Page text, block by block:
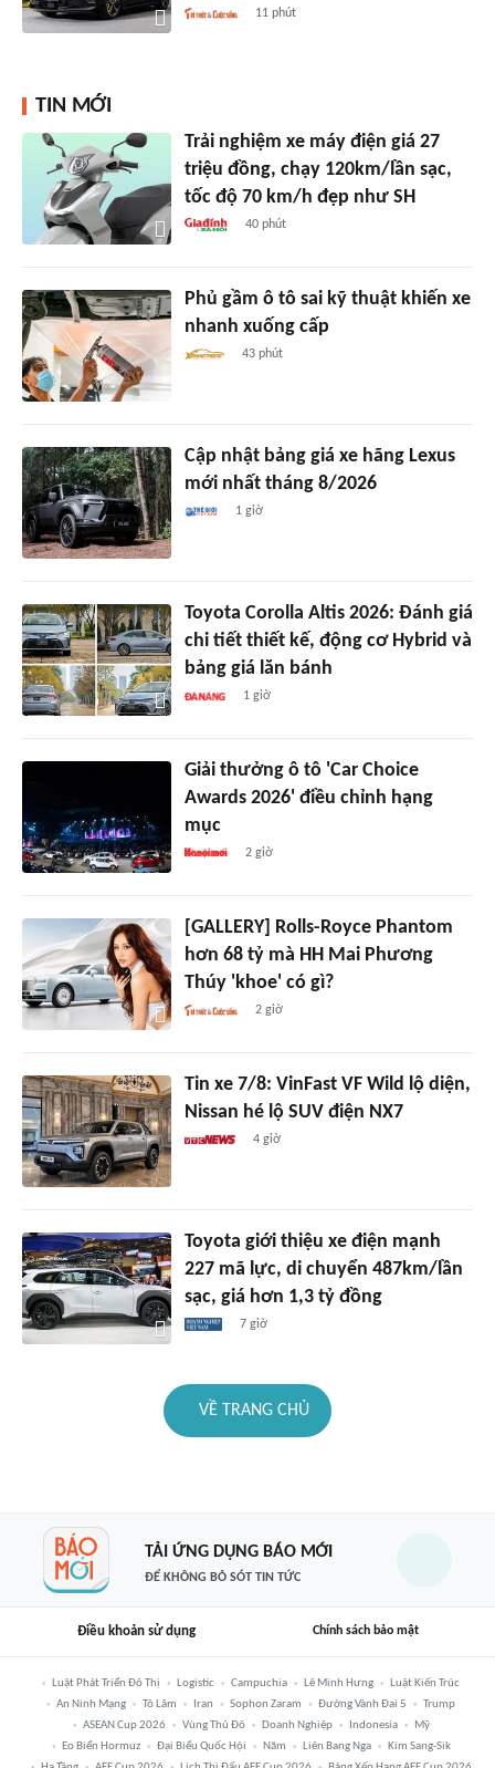
11 phút
TIN MỚI
Trải nghiệm xe máy điện giá 27
triệu đồng, chạy 120km/lần sạc,
tốc độ 70 km/h đẹp như SH
40 phút
Phủ gầm ô tô sai kỹ thuật khiến xe
nhanh xuống cấp
43 phút
Cập nhật bảng giá xe hãng Lexus
mới nhất tháng 8/2026
1 giờ
Toyota Corolla Altis 2026: Đánh giá
chi tiết thiết kế, động cơ Hybrid và
bảng giá lăn bánh
1 giờ
Giải thưởng ô tô 'Car Choice
Awards 2026' điều chỉnh hạng
mục
2 giờ
[GALLERY] Rolls-Royce Phantom
hơn 68 tỷ mà HH Mai Phương
Thúy 'khoe' có gì?
2 giờ
Tin xe 7/8: VinFast VF Wild lộ diện,
Nissan hé lộ SUV điện NX7
4 giờ
Toyota giới thiệu xe điện mạnh
227 mã lực, di chuyển 487km/lần
sạc, giá hơn 1,3 tỷ đồng
7 giờ
VỀ TRANG CHỦ
TẢI ỨNG DỤNG BÁO MỚI
ĐỂ KHÔNG BỎ SÓT TIN TỨC
Điều khoản sử dụng Chính sách bảo mật
Luật Phát Triển Đô Thị Logistic Campuchia Lê Minh Hưng
Luật Kiến Trúc
An Ninh Mạng
Tô Lâm Iran Sophon Zaram Đường Vành Đai 5
Trump
ASEAN Cup 2026
Vùng Thủ Đô Doanh Nghiệp Indonesia
Mỹ
Eo Biển Hormuz
Đại Biểu Quốc Hội Năm Liên Bang Nga
Kim Sang-Sik